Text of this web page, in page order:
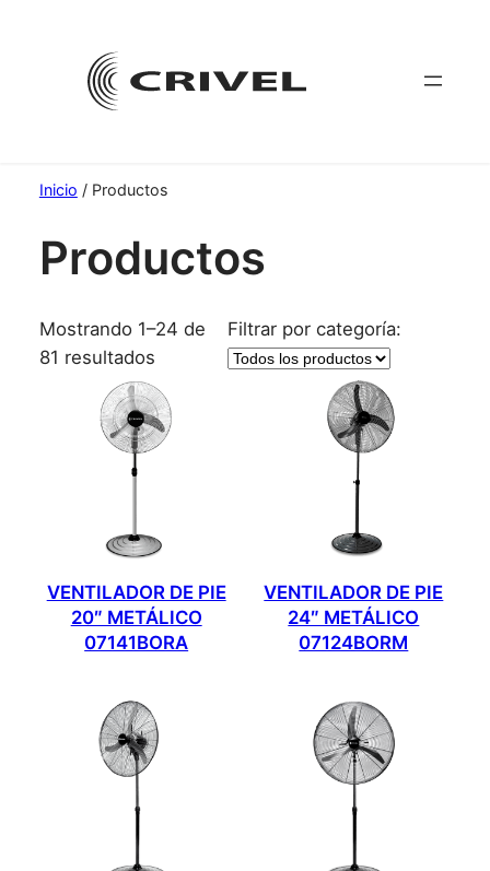
Inicio / Productos
Productos
Mostrando 1–24 de
81 resultados
Filtrar por categoría:
VENTILADOR DE PIE
20″ METÁLICO
07141BORA
VENTILADOR DE PIE
24″ METÁLICO
07124BORM